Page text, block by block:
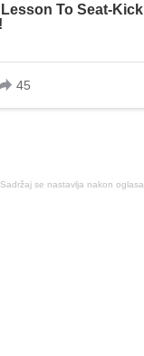
Sadržaj se nastavlja nakon oglasa